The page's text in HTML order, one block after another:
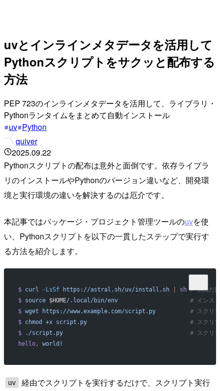
uvとインラインメタデータを活用して
Pythonスクリプトをサクッと配布する
方法
PEP 723のインラインメタデータを活用して、ライブラリ・
Pythonランタイムをまとめて自動インストール
uv Python
quiver
2025.09.22
Pythonスクリプトの配布は意外と面倒です。依存ライブラ
リのインストールやPythonのバージョン違いなど、開発環
境と実行環境の違いを解決するのは厄介です。
本記事ではパッケージ・プロジェクト管理ツールのuvを使
い、Pythonスクリプトを以下の一貫したステップで実行す
る方法を紹介します。
$ curl -LsSf https://astral.sh/uv/install.sh | sh # 初回だ
$ source $HOME/.local/bin/env
# インスト
$ wget https://www.example.com/script.py
# スクリプ
$ chmod +x script.py
# スクリプ
$ ./script.py
# スクリプ
hello,
world!
uv
経由でスクリプトを実行するだけで、スクリプト実行